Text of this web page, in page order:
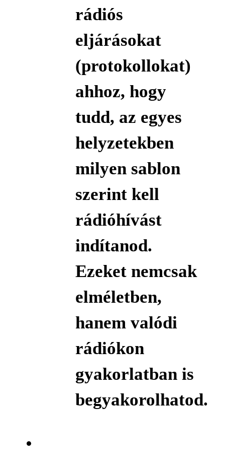
rádiós
eljárásokat
(protokollokat)
ahhoz, hogy
tudd, az egyes
helyzetekben
milyen sablon
szerint kell
rádióhívást
indítanod.
Ezeket nemcsak
elméletben,
hanem valódi
rádiókon
gyakorlatban is
begyakorolhatod.